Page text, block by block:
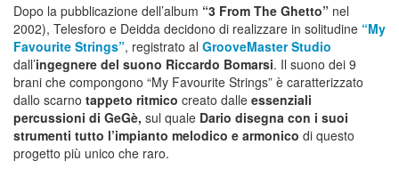
Dopo la pubblicazione dell’album “3 From The Ghetto” nel
2002), Telesforo e Deidda decidono di realizzare in solitudine “My
Favourite Strings”, registrato al GrooveMaster Studio
dall’ingegnere del suono Riccardo Bomarsi. Il suono dei 9
brani che compongono “My Favourite Strings” è caratterizzato
dallo scarno tappeto ritmico creato dalle essenziali
percussioni di GeGè, sul quale Dario disegna con i suoi
strumenti tutto l’impianto melodico e armonico di questo
progetto più unico che raro.